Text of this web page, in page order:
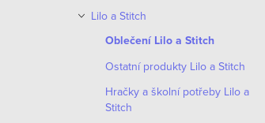
Lilo a Stitch
Oblečení Lilo a Stitch
Ostatní produkty Lilo a Stitch
Hračky a školní potřeby Lilo a
Stitch